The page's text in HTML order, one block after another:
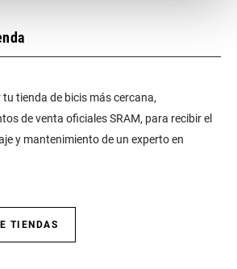
tienda de bicis más cercana,
de venta oficiales SRAM, para recibir el
y mantenimiento de un experto en
TIENDAS